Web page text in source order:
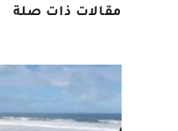
مقالات ذات صلة